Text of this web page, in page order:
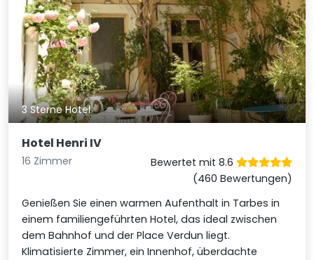
3 Sterne Hotel
Hotel Henri IV
16 Zimmer
Bewertet mit 8.6
(460 Bewertungen)
Genießen Sie einen warmen Aufenthalt in Tarbes in
einem familiengeführten Hotel, das ideal zwischen
dem Bahnhof und der Place Verdun liegt.
Klimatisierte Zimmer, ein Innenhof, überdachte